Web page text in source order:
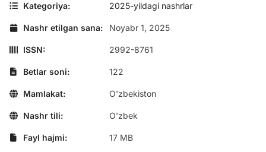
Kategoriya: 2025-yildagi nashrlar
Nashr etilgan sana: Noyabr 1, 2025
ISSN: 2992-8761
Betlar soni: 122
Mamlakat: O'zbekiston
Nashr tili: O'zbek
Fayl hajmi: 17 MB